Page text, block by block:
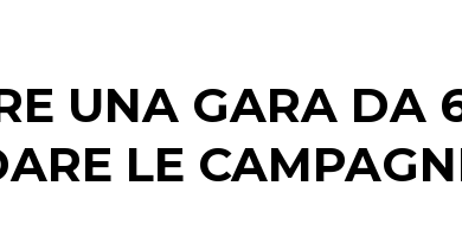
PREVISIONI/SCENARI
NORMATIVE
UNA GARA DA
LE